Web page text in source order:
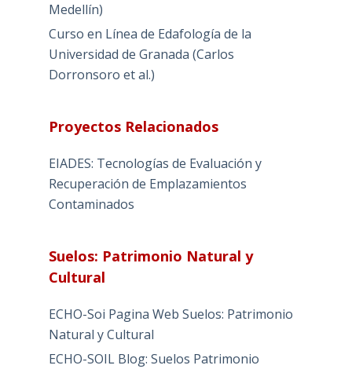
Medellín)
Curso en Línea de Edafología de la
Universidad de Granada (Carlos
Dorronsoro et al.)
Proyectos Relacionados
EIADES: Tecnologías de Evaluación y
Recuperación de Emplazamientos
Contaminados
Suelos: Patrimonio Natural y
Cultural
ECHO-Soi Pagina Web Suelos: Patrimonio
Natural y Cultural
ECHO-SOIL Blog: Suelos Patrimonio